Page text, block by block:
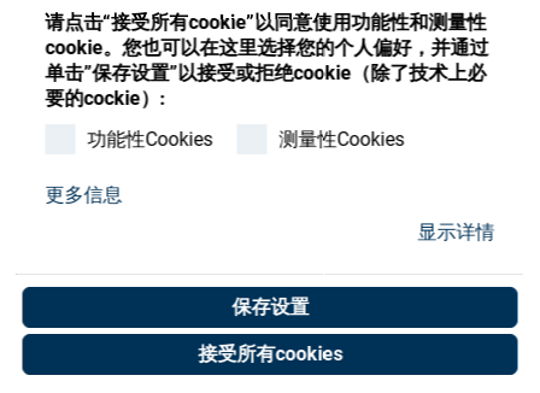
请点击“接受所有cookie”以同意使用功能性和测量性
cookie。您也可以在这里选择您的个人偏好，并通过
单击”保存设置”以接受或拒绝cookie（除了技术上必
要的cockie）:
功能性Cookies
测量性Cookies
更多信息
显示详情
保存设置
接受所有cookies
我们是谁
加入我们
注册 登录
Magnetic holder with
probe
Art. No. 02053643
Unit of measure : Piece